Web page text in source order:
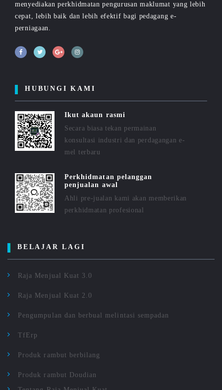
menyediakan perkhidmatan pengurusan maklumat yang lebih
cepat, lebih baik dan lebih efektif bagi pedagang e-
perniagaan.
HUBUNGI KAMI
Ikut akaun rasmi
Secara biasa tekan permainan
konsultasi industri dan perdagangan e-
mel terbaru
Perkhidmatan pelanggan
penjualan awal
Ahli pre-jualan kami akan memberikan
perkhidmatan profesional
BELAJAR LAGI
Raja Menjual Kuat 3.0
Raja Menjual Kuat 2.0
Pengumpulan dan berbual melintasi sempadan
TfErp
Produk rambut berbilang
Produk rambut Doudian